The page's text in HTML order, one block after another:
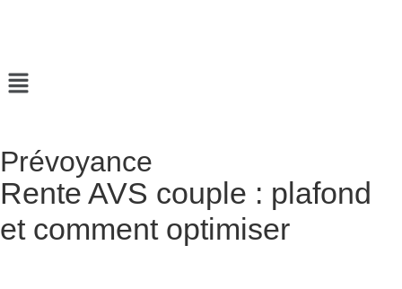
Prévoyance
Rente AVS couple : plafond
et comment optimiser